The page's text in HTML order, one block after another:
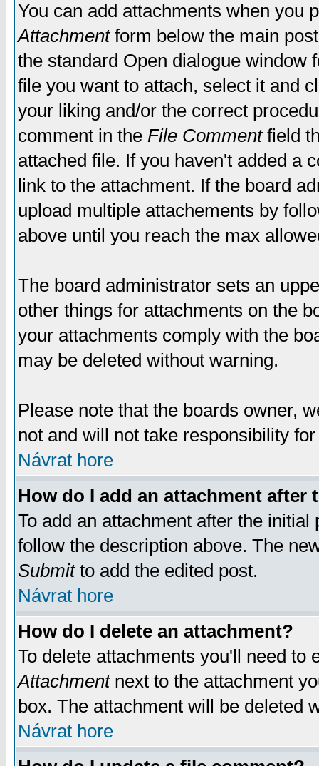
You can add attachments when you
Attachmentform below the main
the standard Open dialogue window
file you want to attach, select it and
your liking and/or the correct
comment in the File Commentfield
attached file. If you haven't added a
link to the attachment. If the board
upload multiple attachements by
above until you reach the max
The board administrator sets an
other things for attachments on the
your attachments comply with the
may be deleted without warning.
Please note that the boards owner,
not and will not take responsibility
Návrat hore
How do I add an attachment after
To add an attachment after the
follow the description above. The
Submitto add the edited post.
Návrat hore
How do I delete an attachment?
To delete attachments you'll need
Attachmentnext to the attachment
box. The attachment will be deleted
Návrat hore